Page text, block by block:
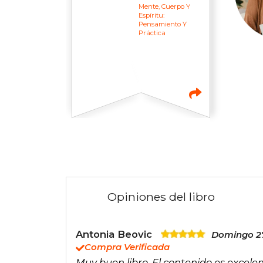
Mente, Cuerpo Y
Espíritu:
Pensamiento Y
Práctica
Opiniones del libro
Antonia Beovic
Domingo
Compra Verificada